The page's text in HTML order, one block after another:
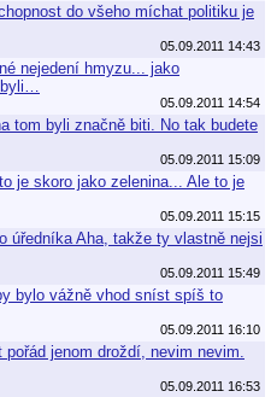
do všeho míchat politiku je
05.09.2011 14:43
nejedení hmyzu... jako
05.09.2011 14:54
tom byli značně biti. No tak budete
05.09.2011 15:09
je skoro jako zelenina... Ale to je
05.09.2011 15:15
úředníka Aha, takže ty vlastně nejsi
05.09.2011 15:49
bylo vážně vhod sníst spíš to
05.09.2011 16:10
jenom droždí, nevim nevim.
05.09.2011 16:53